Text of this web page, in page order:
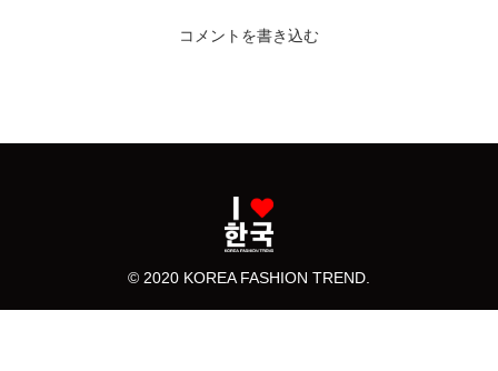
コメントを書き込む
© 2020 KOREA FASHION TREND.